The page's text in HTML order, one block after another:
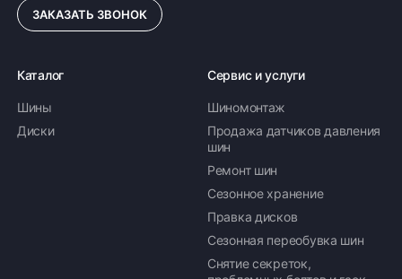
ЗАКАЗАТЬ ЗВОНОК
Каталог
Шины
Диски
Сервис и услуги
Шиномонтаж
Продажа датчиков давления
шин
Ремонт шин
Сезонное хранение
Правка дисков
Сезонная переобувка шин
Снятие секреток,